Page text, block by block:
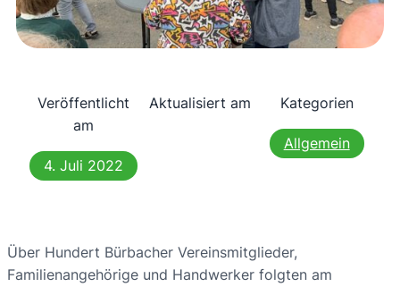
Veröffentlicht
am
4. Juli 2022
Aktualisiert am Kategorien
Allgemein
Über Hundert Bürbacher Vereinsmitglieder,
Familienangehörige und Handwerker folgten am